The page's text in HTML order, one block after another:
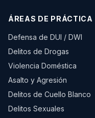
ÁREAS DE PRÁCTICA
Defensa de DUI / DWI
Delitos de Drogas
Violencia Doméstica
Asalto y Agresión
Delitos de Cuello Blanco
Delitos Sexuales